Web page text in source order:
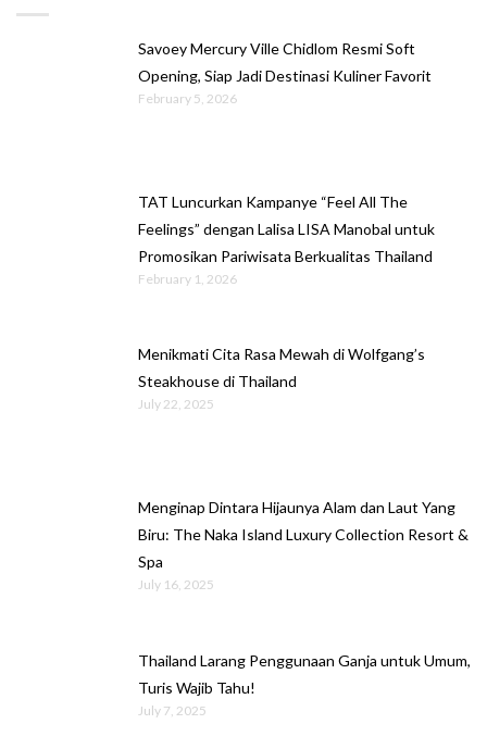
Savoey Mercury Ville Chidlom Resmi Soft
Opening, Siap Jadi Destinasi Kuliner Favorit
February 5, 2026
TAT Luncurkan Kampanye “Feel All The
Feelings” dengan Lalisa LISA Manobal untuk
Promosikan Pariwisata Berkualitas Thailand
February 1, 2026
Menikmati Cita Rasa Mewah di Wolfgang’s
Steakhouse di Thailand
July 22, 2025
Menginap Dintara Hijaunya Alam dan Laut Yang
Biru: The Naka Island Luxury Collection Resort &
Spa
July 16, 2025
Thailand Larang Penggunaan Ganja untuk Umum,
Turis Wajib Tahu!
July 7, 2025